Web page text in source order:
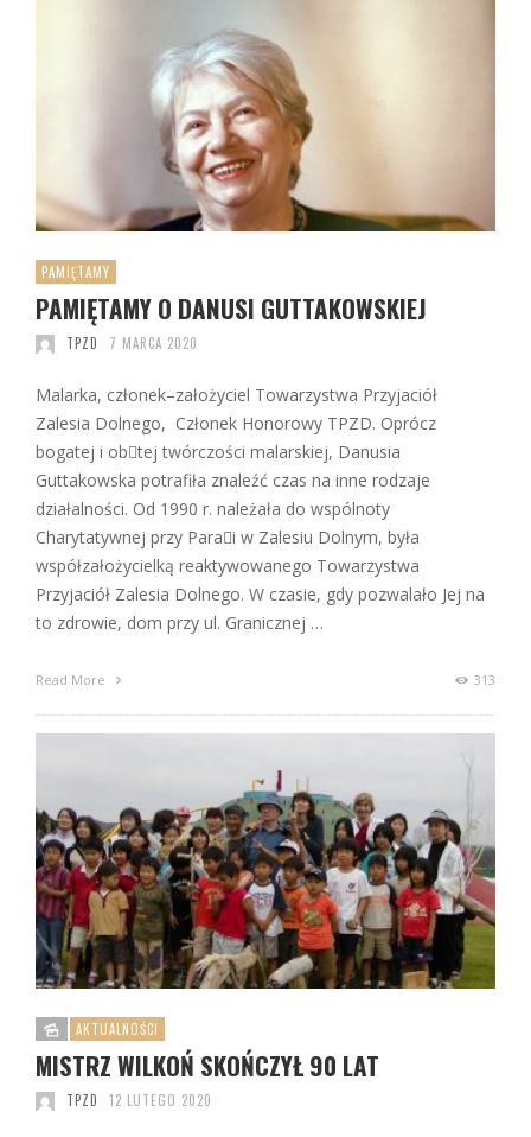
PAMIĘTAMY
PAMIĘTAMY O DANUSI GUTTAKOWSKIEJ
TPZD 7 MARCA 2020
Malarka, członek–założyciel Towarzystwa Przyjaciół
Zalesia Dolnego, Członek Honorowy TPZD. Oprócz
bogatej i obtej twórczości malarskiej, Danusia
Guttakowska potrafiła znaleźć czas na inne rodzaje
działalności. Od 1990 r. należała do wspólnoty
Charytatywnej przy Parai w Zalesiu Dolnym, była
współzałożycielką reaktywowanego Towarzystwa
Przyjaciół Zalesia Dolnego. W czasie, gdy pozwalało Jej na
to zdrowie, dom przy ul. Granicznej …
Read More 313
AKTUALNOŚCI
MISTRZ WILKOŃ SKOŃCZYŁ 90 LAT
TPZD 12 LUTEGO 2020